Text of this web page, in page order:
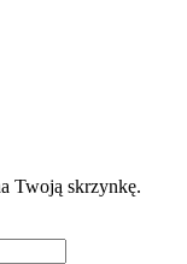
Twoją skrzynkę.